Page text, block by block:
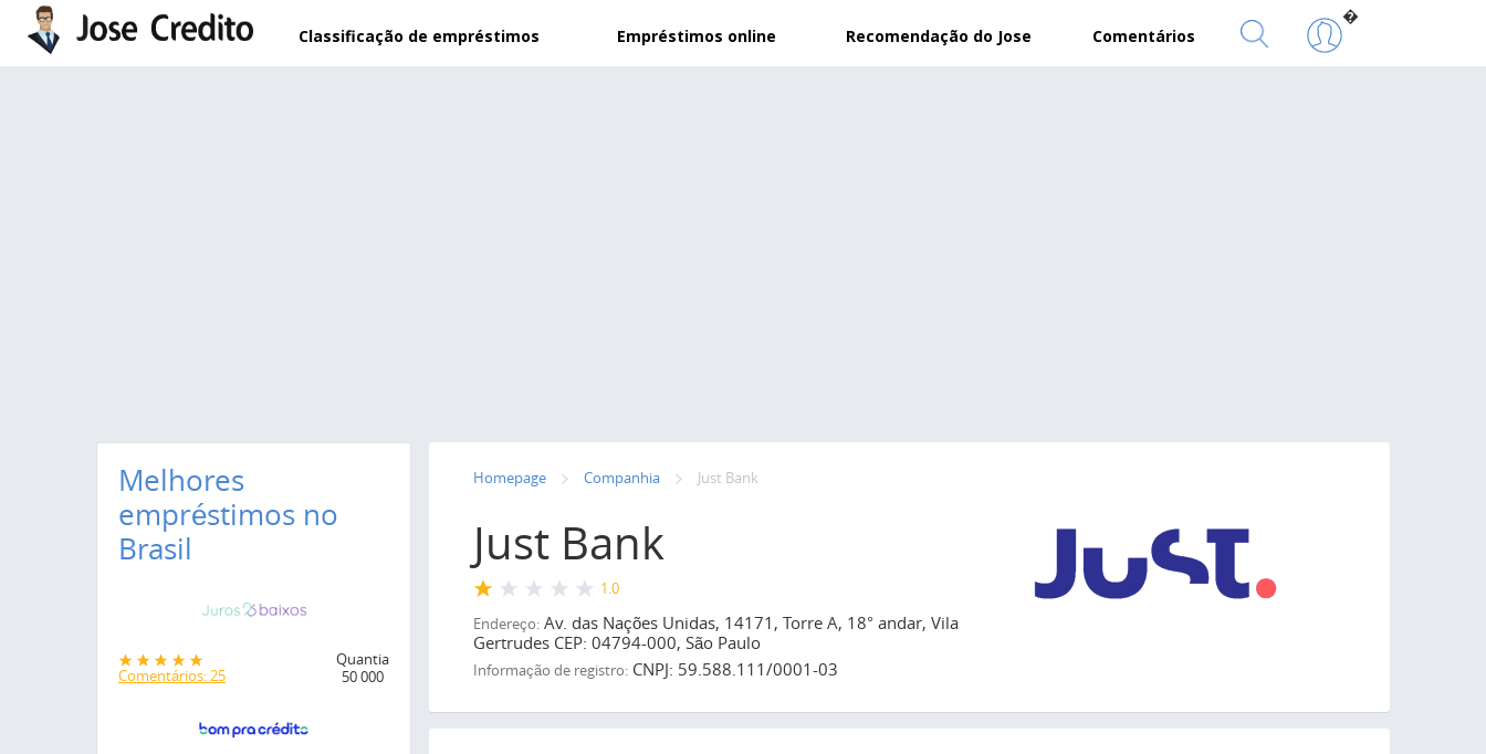
Pular para o conteúdo principal
Classificação de empréstimos Empréstimos online Recomendação do Jose Comentários
�
Homepage Сompanhia Just Bank
Just Bank
1.0
Endereço:Av. das Nações Unidas, 14171, Torre A, 18° andar, Vila
Gertrudes CEP: 04794-000, São Paulo
Informação de registro:CNPJ: 59.588.111/0001-03
Melhores
empréstimos no
Brasil
Comentários: 25
Quantia
50 000